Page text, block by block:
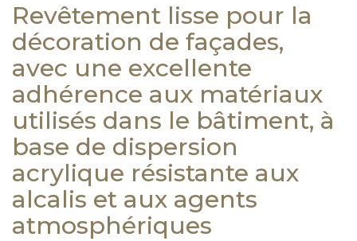
Revêtement lisse pour la
décoration de façades,
avec une excellente
adhérence aux matériaux
utilisés dans le bâtiment, à
base de dispersion
acrylique résistante aux
alcalis et aux agents
atmosphériques